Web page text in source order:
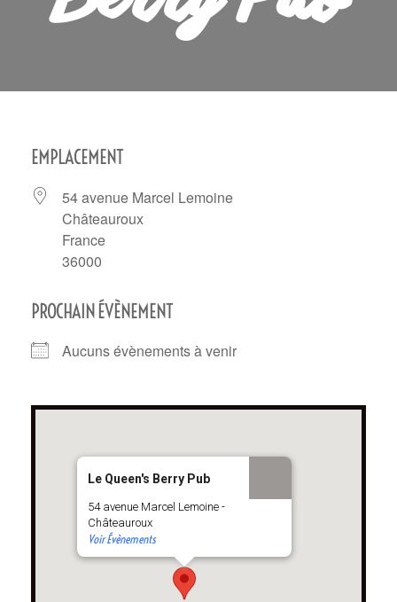
EMPLACEMENT
54 avenue Marcel Lemoine
Châteauroux
France
36000
PROCHAIN ÉVÈNEMENT
Aucuns évènements à venir
Le Queen's Berry Pub
54 avenue Marcel Lemoine -
Châteauroux
Voir Évènements